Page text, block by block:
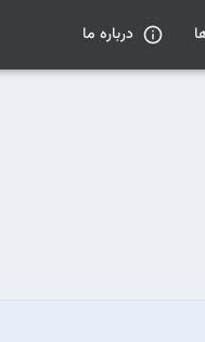
درباره ما